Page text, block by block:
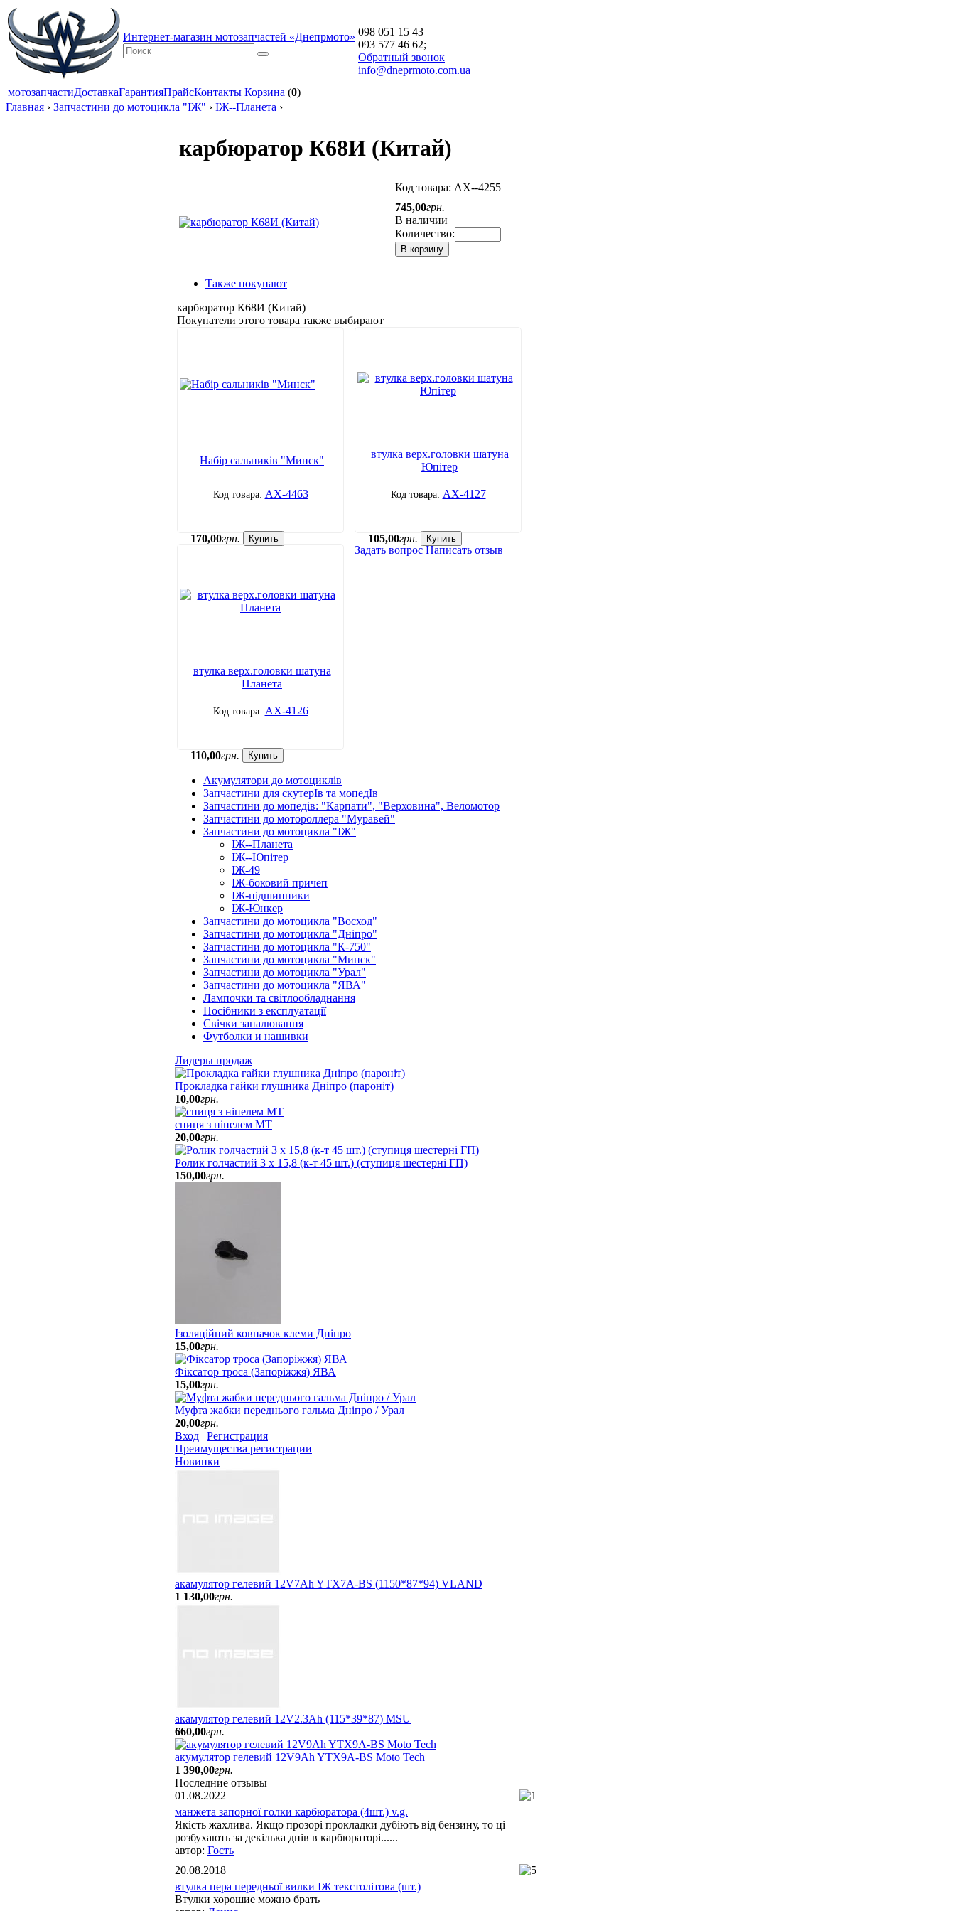
Интернет-магазин мотозапчастей «Днепрмото» 098 051 15 43
093 577 46 62;
Обратный звонок
info@dneprmoto.com.ua
мотозапчастиДоставкаГарантияПрайсКонтакты Корзина (0)
Главная › Запчастини до мотоцикла "ІЖ" › ІЖ--Планета ›
карбюратор К68И (Китай)
Код товара: АХ--4255
745,00грн.
В наличии
Количество:
В корзину
Также покупают
карбюратор К68И (Китай)
Покупатели этого товара также выбирают
Набір сальників "Минск"
АХ-4463
170,00грн. Купить
втулка верх.головки шатуна
Юпітер
АХ-4127
105,00грн. Купить
втулка верх.головки шатуна
Планета
АХ-4126
110,00грн. Купить
Задать вопрос Написать отзыв
Акумулятори до мотоциклів
Запчастини для скутерІв та мопедІв
Запчастини до мопедів: "Карпати", "Верховина", Веломотор
Запчастини до мотороллера "Муравей"
Запчастини до мотоцикла "ІЖ"
ІЖ--Планета
ІЖ--Юпітер
ІЖ-49
ІЖ-боковий причеп
ІЖ-підшипники
ІЖ-Юнкер
Запчастини до мотоцикла "Восход"
Запчастини до мотоцикла "Дніпро"
Запчастини до мотоцикла "К-750"
Запчастини до мотоцикла "Минск"
Запчастини до мотоцикла "Урал"
Запчастини до мотоцикла "ЯВА"
Лампочки та світлообладнання
Посібники з експлуатації
Свічки запалювання
Футболки и нашивки
Лидеры продаж
Прокладка гайки глушника Дніпро (пароніт)
10,00грн.
спиця з ніпелем МТ
20,00грн.
Ролик голчастий 3 х 15,8 (к-т 45 шт.) (ступиця шестерні ГП)
150,00грн.
Ізоляційний ковпачок клеми Дніпро
15,00грн.
Фіксатор троса (Запоріжжя) ЯВА
15,00грн.
Муфта жабки переднього гальма Дніпро / Урал
20,00грн.
Вход | Регистрация
Преимущества регистрации
Новинки
акамулятор гелевий 12V7Ah YTX7A-BS (1150*87*94) VLAND
1 130,00грн.
акамулятор гелевий 12V2.3Ah (115*39*87) MSU
660,00грн.
акумулятор гелевий 12V9Ah YTX9A-BS Moto Tech
1 390,00грн.
Последние отзывы
01.08.2022
манжета запорної голки карбюратора (4шт.) v.g.
Якість жахлива. Якщо прозорі прокладки дубіють від бензину, то ці
розбухають за декілька днів в карбюраторі......
Гость
20.08.2018
втулка пера передньої вилки ІЖ текстолітова (шт.)
Втулки хорошие можно брать